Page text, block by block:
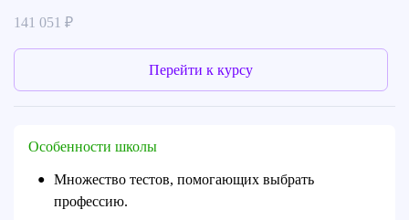
141 051 ₽
Перейти к курсу
Особенности школы
●
Множество тестов, помогающих выбрать
профессию.